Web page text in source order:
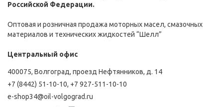
Российской Федерации.
Оптовая и розничная продажа моторных масел, смазочных
материалов и технических жидкостей “Шелл”
Центральный офис
400075, Волгоград, проезд Нефтянников, д. 14
+7 (8442) 51-10-10, +7 927-511-10-10
e-shop34@oil-volgograd.ru